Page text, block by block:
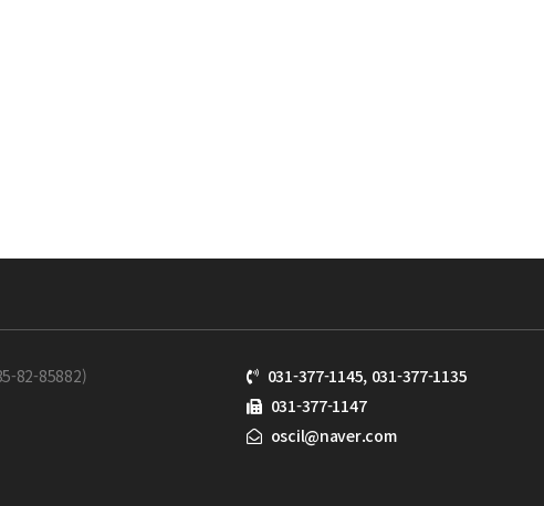
82-85882)
031-377-1145, 031-377-1135
031-377-1147
oscil@naver.com